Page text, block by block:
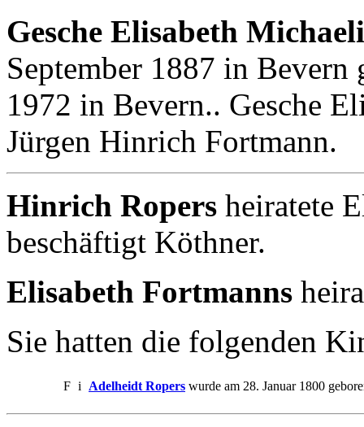
Gesche Elisabeth
September 1887 in Bevern
1972 in Bevern.. Gesche
Jürgen Hinrich Fortmann.
Hinrich Ropers heiratete
beschäftigt Köthner.
Elisabeth Fortmanns
Sie hatten die folgenden
F i Adelheidt Ropers wurde am 28. Januar 1800